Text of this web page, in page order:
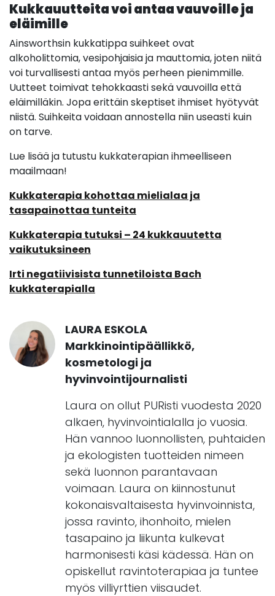
Kukkauutteita voi antaa vauvoille ja
eläimille
Ainsworthsin kukkatippa suihkeet ovat
alkoholittomia, vesipohjaisia ja mauttomia, joten niitä
voi turvallisesti antaa myös perheen pienimmille.
Uutteet toimivat tehokkaasti sekä vauvoilla että
eläimilläkin. Jopa erittäin skeptiset ihmiset hyötyvät
niistä. Suihkeita voidaan annostella niin useasti kuin
on tarve.
Lue lisää ja tutustu kukkaterapian ihmeelliseen
maailmaan!
Kukkaterapia kohottaa mielialaa ja
tasapainottaa tunteita
Kukkaterapia tutuksi – 24 kukkauutetta
vaikutuksineen
Irti negatiivisista tunnetiloista Bach
kukkaterapialla
LAURA ESKOLA
Markkinointipäällikkö,
kosmetologi ja
hyvinvointijournalisti
Laura on ollut PURisti vuodesta 2020
alkaen, hyvinvointialalla jo vuosia.
Hän vannoo luonnollisten, puhtaiden
ja ekologisten tuotteiden nimeen
sekä luonnon parantavaan
voimaan. Laura on kiinnostunut
kokonaisvaltaisesta hyvinvoinnista,
jossa ravinto, ihonhoito, mielen
tasapaino ja liikunta kulkevat
harmonisesti käsi kädessä. Hän on
opiskellut ravintoterapiaa ja tuntee
myös villiyrttien viisaudet.